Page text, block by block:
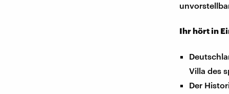
Ihr hört in
Villa des
Der